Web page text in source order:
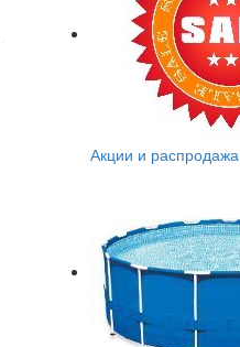
Акции и распродажа